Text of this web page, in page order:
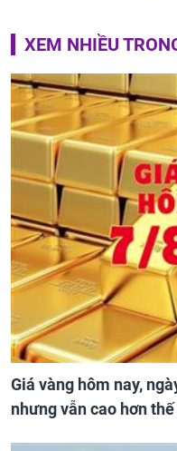
XEM NHIỀU
Giá vàng hôm nay,
nhưng vẫn cao hơn